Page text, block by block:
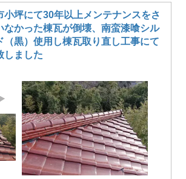
小坪にて30年以上メンテナンスをさ
なかった棟瓦が倒壊、南蛮漆喰シル
（黒）使用し棟瓦取り直し工事にて
しました